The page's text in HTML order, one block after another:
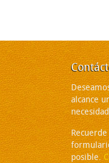
alcance
posible.